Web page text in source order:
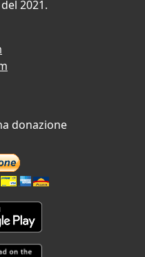
2021.
donazione